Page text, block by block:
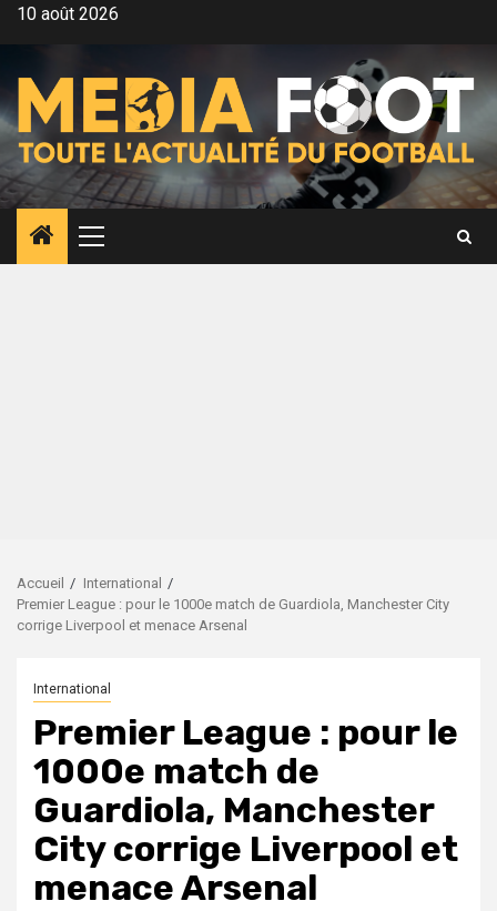
Aller10 août 2026
Menu
principal
Accueil
International
Premier League : pour le 1000e match de Guardiola, Manchester City
corrige Liverpool et menace Arsenal
International
Premier League : pour le
1000e match de
Guardiola, Manchester
City corrige Liverpool et
menace Arsenal